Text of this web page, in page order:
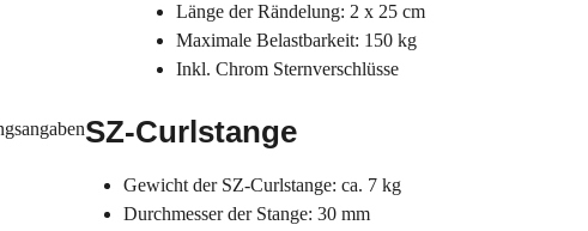
Länge der Rändelung: 2 x 25 cm
Maximale Belastbarkeit: 150 kg
Inkl. Chrom Sternverschlüsse
SZ-Curlstange
Gewicht der SZ-Curlstange: ca. 7 kg
Durchmesser der Stange: 30 mm